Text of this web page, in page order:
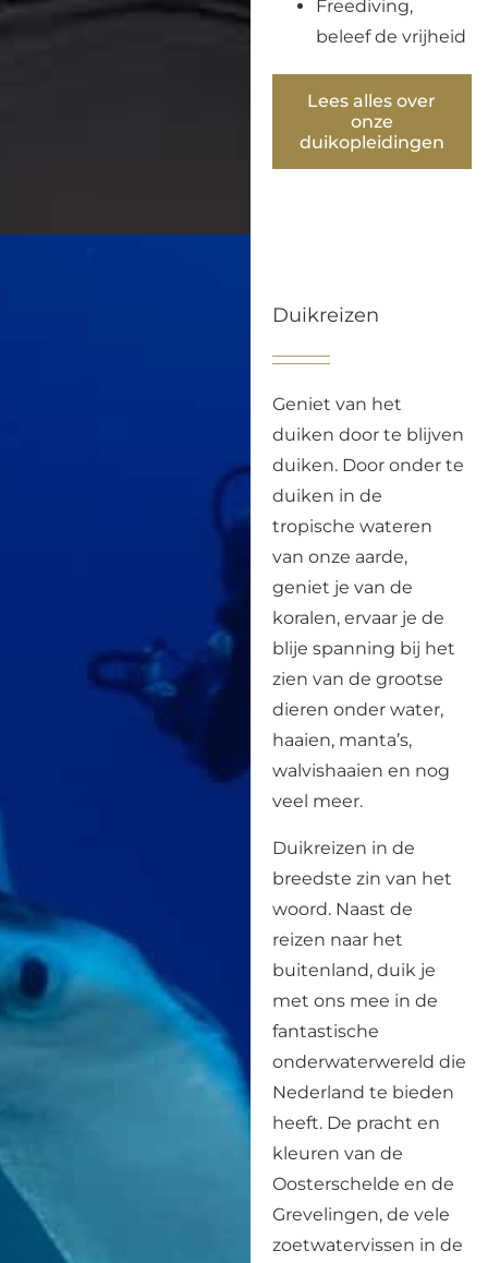
Freediving,
beleef de vrijheid
Lees alles over
onze
duikopleidingen
Duikreizen
Geniet van het
duiken door te blijven
duiken. Door onder te
duiken in de
tropische wateren
van onze aarde,
geniet je van de
koralen, ervaar je de
blije spanning bij het
zien van de grootse
dieren onder water,
haaien, manta’s,
walvishaaien en nog
veel meer.
Duikreizen in de
breedste zin van het
woord. Naast de
reizen naar het
buitenland, duik je
met ons mee in de
fantastische
onderwaterwereld die
Nederland te bieden
heeft. De pracht en
kleuren van de
Oosterschelde en de
Grevelingen, de vele
zoetwatervissen in de